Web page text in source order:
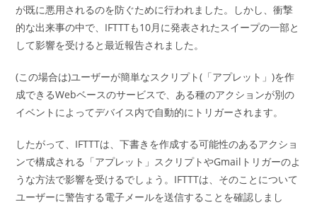
が既に悪用されるのを防ぐために行われました。しかし、衝撃
的な出来事の中で、IFTTTも10月に発表されたスイープの一部と
して影響を受けると最近報告されました。
(この場合は)ユーザーが簡単なスクリプト(「アプレット」)を作
成できるWebベースのサービスで、ある種のアクションが別の
イベントによってデバイス内で自動的にトリガーされます。
したがって、IFTTTは、下書きを作成する可能性のあるアクショ
ンで構成される「アプレット」スクリプトやGmailトリガーのよ
うな方法で影響を受けるでしょう。IFTTTは、そのことについて
ユーザーに警告する電子メールを送信することを確認しまし